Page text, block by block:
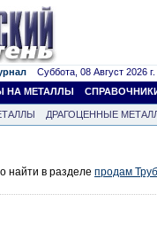
Суббота, 08 Август 2026 г.
НА МЕТАЛЛЫ
ДРАГОЦЕННЫЕ
найти в разделе продам